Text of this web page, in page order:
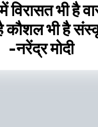
भी है
कौशल भी है
-नरेंद्र मोदी